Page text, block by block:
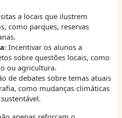
a locais que ilustrem
como parques, reservas
: Incentivar os alunos a
sobre questões locais, como
ou agricultura.
de debates sobre temas atuais
como mudanças climáticas